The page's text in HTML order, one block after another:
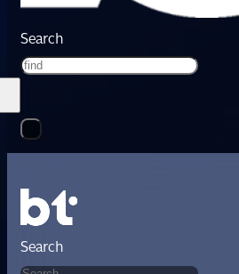
Search
Search